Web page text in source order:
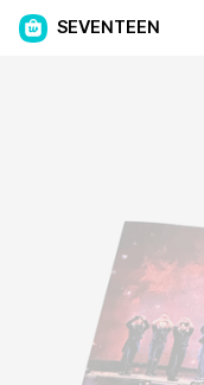
SEVENTEEN